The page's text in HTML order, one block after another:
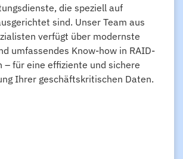
die speziell auf
sind. Unser Team aus
verfügt über modernste
umfassendes Know-how in RAID-
– für eine effiziente und sichere
Ihrer geschäftskritischen Daten.